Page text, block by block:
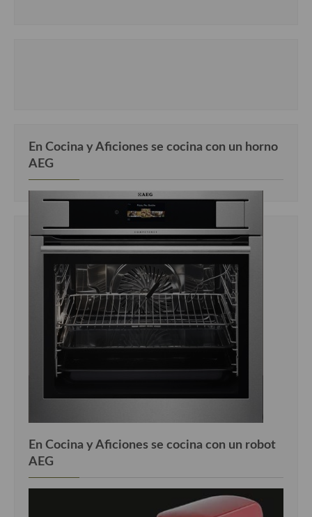
En Cocina y Aficiones se cocina con un horno
AEG
En Cocina y Aficiones se cocina con un robot
AEG